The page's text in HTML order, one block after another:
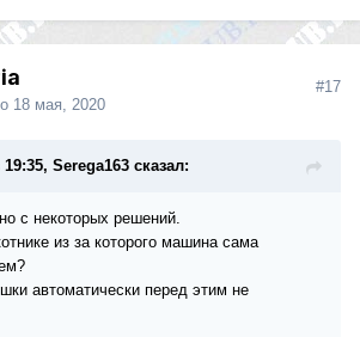
18 мая, 2020
#17
Serega163 сказал:
с некоторых решений.
из за которого машина сама
автоматически перед этим не